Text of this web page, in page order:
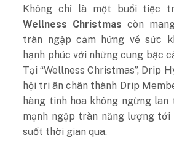
Không chỉ là một buổi tiệc
Wellness Christmas còn
tràn ngập cảm hứng về sức
hạnh phúc với những cung bậc
Tại “Wellness Christmas”, Drip
hội tri ân chân thành Drip
hàng tinh hoa không ngừng lan
mạnh ngập tràn năng lượng
suốt thời gian qua.